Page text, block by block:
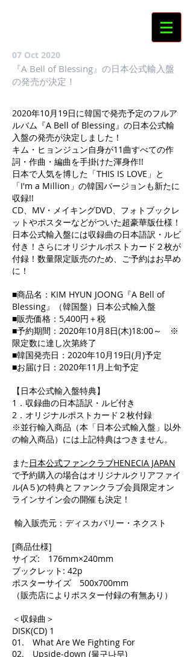
07 Oct 2020
『A Bell of Blessing』の日本公式輸入盤
の発売が決定！
2020年10月19日に韓国で発売予定のフルア
ルバム『A Bell of Blessing』の日本公式輸
入盤の発売が決定しました！
キム・ヒョンジュン自身が11曲すべての作
詞・作曲・編曲を手掛けた渾身作!!
日本で人気を博した「THIS IS LOVE」と
「I'm a Million」の韓国バージョンも新たに
収録!!
CD、MV・メイキングDVD、フォトブックレ
ットやポスターなどがついた超豪華版仕様！
日本公式輸入盤には収録曲の日本語訳・ルビ
付き！さらにオリジナルポストカード２枚が
付録！数量限定販売のため、ご予約はお早め
に！
■商品名：KIM HYUN JOONG『A Bell of
Blessing』（韓国盤）日本公式輸入盤
■販売価格：5,400円＋税
■予約期間：2020年10月8日(木)18:00～ ※
限定数に達し次第終了
■韓国発売日：2020年10月19日(月)予定
■お届け日：2020年11月上旬予定
【日本公式輸入盤特典】
1．収録曲の日本語訳・ルビ付き
2．オリジナルポストカード２枚付録
※並行輸入商品（本「日本公式輸入盤」以外
の輸入商品）には上記特典はつきません。
また日本公式ファンクラブHENECIA JAPAN
で予約購入の場合はオリジナルクリアファイ
ル(A５)の特典とファンクラブ会員限定オン
ラインサイン会の開催も決定！
輸入販売元：ディスカバリー・ネクスト
[商品仕様]
サイズ: 176mm×240mm
ブックレット: 42p
ポスターサイズ 500x700mm
（販売店によりポスター付録の有無あり）
＜収録曲＞
DISK(CD) 1
01. What Are We Fighting For
02. Upside-down (물구나무)